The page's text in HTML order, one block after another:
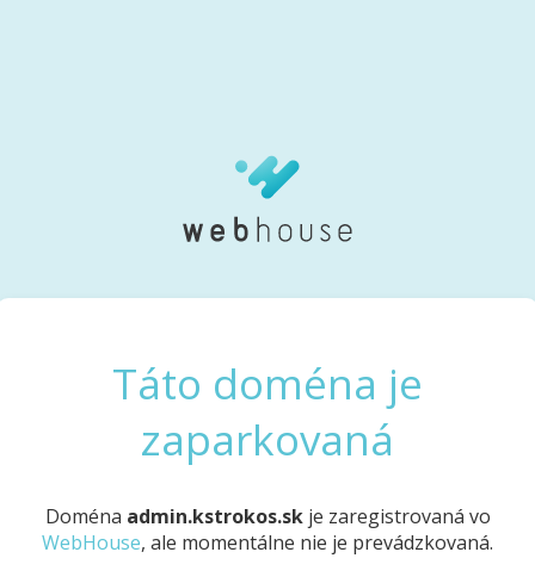
Táto doména je
zaparkovaná
Doména admin.kstrokos.skje zaregistrovaná vo
WebHouse, ale momentálne nie je prevádzkovaná.